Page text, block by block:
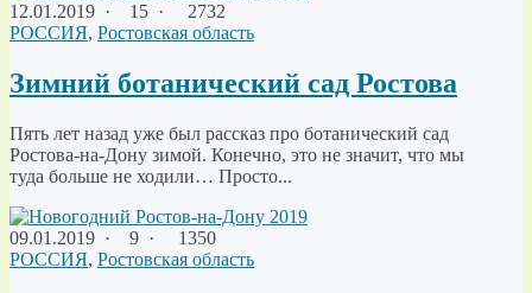
12.01.2019 · 15 ·
2732
РОССИЯ, Ростовская область
Зимний ботанический сад Ростова
Пять лет назад уже был рассказ про ботанический сад
Ростова-на-Дону зимой. Конечно, это не значит, что мы
туда больше не ходили… Просто...
09.01.2019 · 9 ·
1350
РОССИЯ, Ростовская область